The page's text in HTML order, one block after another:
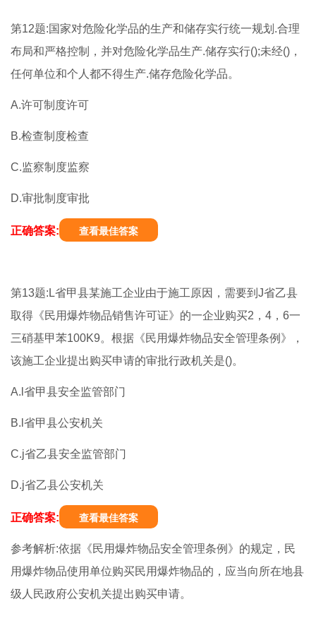
第12题:国家对危险化学品的生产和储存实行统一规划.合理
布局和严格控制，并对危险化学品生产.储存实行();未经()，
任何单位和个人都不得生产.储存危险化学品。
A.许可制度许可
B.检查制度检查
C.监察制度监察
D.审批制度审批
正确答案: 查看最佳答案
第13题:L省甲县某施工企业由于施工原因，需要到J省乙县
取得《民用爆炸物品销售许可证》的一企业购买2，4，6一
三硝基甲苯100K9。根据《民用爆炸物品安全管理条例》，
该施工企业提出购买申请的审批行政机关是()。
A.l省甲县安全监管部门
B.l省甲县公安机关
C.j省乙县安全监管部门
D.j省乙县公安机关
正确答案: 查看最佳答案
参考解析:依据《民用爆炸物品安全管理条例》的规定，民
用爆炸物品使用单位购买民用爆炸物品的，应当向所在地县
级人民政府公安机关提出购买申请。